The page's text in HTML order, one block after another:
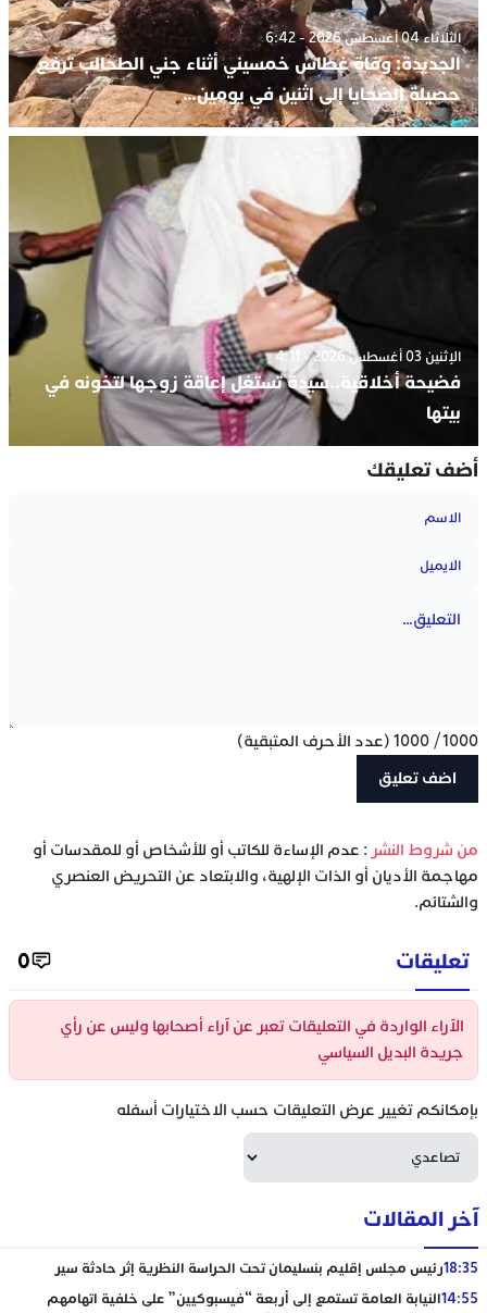
الثلاثاء 04 أغسطس 2026 - 6:42
الجديدة: وفاة غطاس خمسيني أثناء جني الطحالب ترفع
حصيلة الضحايا إلى اثنين في يومين…
الإثنين 03 أغسطس 2026 - 4:11
فضيحة أخلاقية..سيدة تستغل إعاقة زوجها لتخونه في
بيتها
أضف تعليقك
1000
/
1000 (عدد الأحرف المتبقية)
‫من شروط النشر: عدم الإساءة للكاتب أو للأشخاص أو للمقدسات أو
مهاجمة الأديان أو الذات الإلهية، والابتعاد عن التحريض العنصري
والشتائم.
تعليقات 0
الآراء الواردة في التعليقات تعبر عن آراء أصحابها وليس عن رأي
جريدة البديل السياسي
بإمكانكم تغيير عرض التعليقات حسب الاختيارات أسفله
آخر المقالات
18:35رئيس مجلس إقليم بنسليمان تحت الحراسة النظرية إثر حادثة سير
14:55النيابة العامة تستمع إلى أربعة “فيسبوكيين” على خلفية اتهامهم